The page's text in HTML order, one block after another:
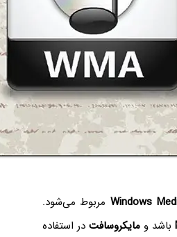
Windows مربوط می‌شود.
باشد ومایکروسافت در استفاده